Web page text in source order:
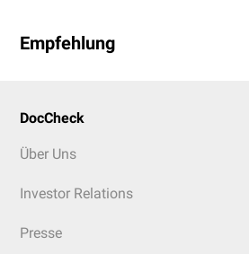
Empfehlung
DocCheck
Über Uns
Investor Relations
Presse